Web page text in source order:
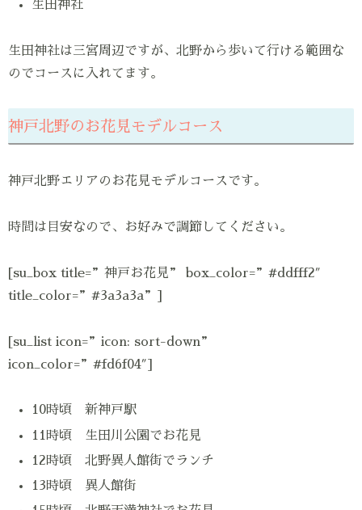
生田神社
生田神社は三宮周辺ですが、北野から歩いて行ける範囲な
のでコースに入れてます。
神戸北野のお花見モデルコース
神戸北野エリアのお花見モデルコースです。
時間は目安なので、お好みで調節してください。
[su_box title=”神戸お花見” box_color=”#ddfff2″
title_color=”#3a3a3a”]
[su_list icon=”icon: sort-down”
icon_color=”#fd6f04″]
10時頃 新神戸駅
11時頃 生田川公園でお花見
12時頃 北野異人館街でランチ
13時頃 異人館街